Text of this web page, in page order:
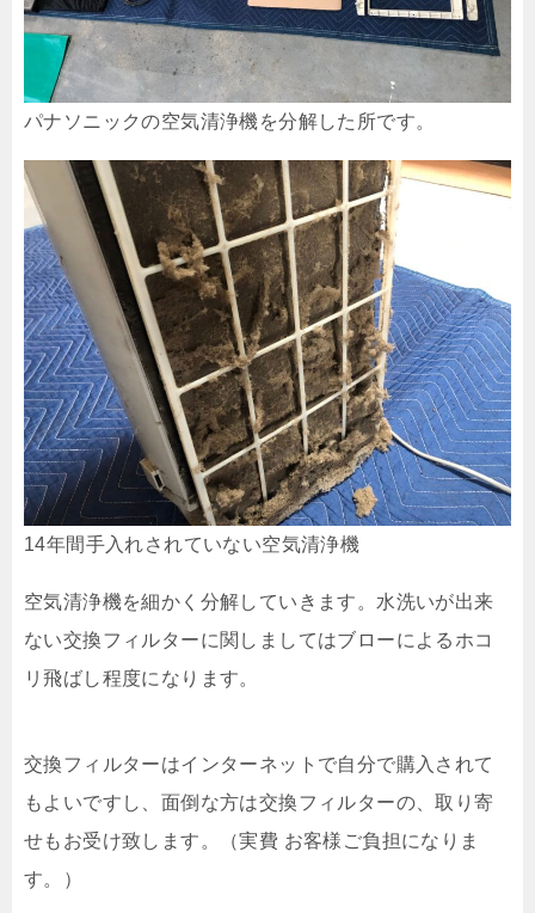
パナソニックの空気清浄機を分解した所です。
14年間手入れされていない空気清浄機
空気清浄機を細かく分解していきます。水洗いが出来
ない交換フィルターに関しましてはブローによるホコ
リ飛ばし程度になります。
交換フィルターはインターネットで自分で購入されて
もよいですし、面倒な方は交換フィルターの、取り寄
せもお受け致します。（実費 お客様ご負担になりま
す。）